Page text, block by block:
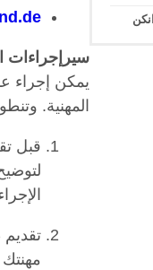
سيرإجراءات
يمكن إجراء
المهنية.
قبل